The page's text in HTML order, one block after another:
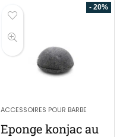
- 20%
ACCESSOIRES POUR BARBE
Eponge konjac au